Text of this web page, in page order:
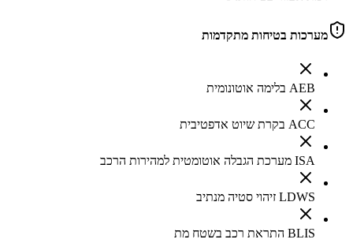
מערכות בטיחות מתקדמות
AEB בלימה אוטונומית
ACC בקרת שיוט אדפטיבית
ISA מערכת הגבלה אוטומטית למהירות הרכב
LDWS זיהוי סטיה מנתיב
BLIS התראת רכב בשטח מת